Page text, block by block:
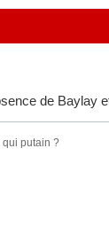
de Baylay
qui putain ?